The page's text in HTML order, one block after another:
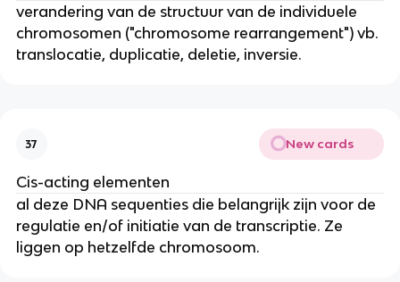
verandering van de structuur van de individuele
chromosomen ("chromosome rearrangement") vb.
translocatie, duplicatie, deletie, inversie.
37 New cards
Cis-acting elementen
al deze DNA sequenties die belangrijk zijn voor de
regulatie en/of initiatie van de transcriptie. Ze
liggen op hetzelfde chromosoom.